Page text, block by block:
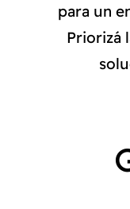
CATÁLOGO
para un
Priorizá